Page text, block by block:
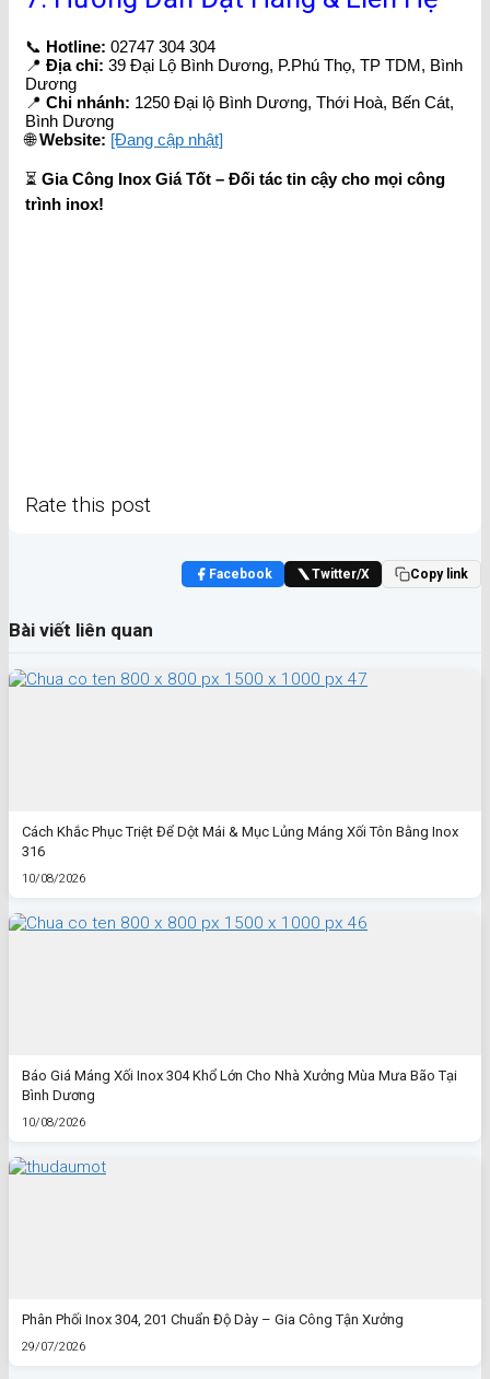
📞 Hotline: 02747 304 304
📍 Địa chỉ: 39 Đại Lộ Bình Dương, P.Phú Thọ, TP TDM, Bình
Dương
📍 Chi nhánh: 1250 Đại lộ Bình Dương, Thới Hoà, Bến Cát,
Bình Dương
🌐Website: [Đang cập nhật]
⏳ Gia Công Inox Giá Tốt – Đối tác tin cậy cho mọi công
trình inox!
Rate this post
Facebook Twitter/X Copy link
Bài viết liên quan
Cách Khắc Phục Triệt Để Dột Mái & Mục Lủng Máng Xối Tôn Bằng Inox
316
10/08/2026
Báo Giá Máng Xối Inox 304 Khổ Lớn Cho Nhà Xưởng Mùa Mưa Bão Tại
Bình Dương
10/08/2026
Phân Phối Inox 304, 201 Chuẩn Độ Dày – Gia Công Tận Xưởng
29/07/2026